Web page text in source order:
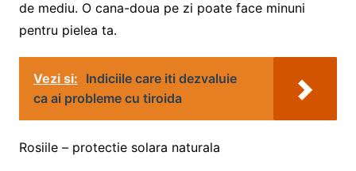
de mediu. O cana-doua pe zi poate face minuni
pentru pielea ta.
Vezi si: Indiciile care iti dezvaluie
ca ai probleme cu tiroida
Rosiile – protectie solara naturala